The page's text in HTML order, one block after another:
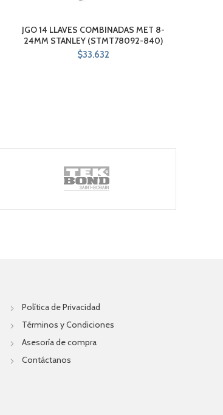
JGO 14 LLAVES COMBINADAS MET 8-
24MM STANLEY (STMT78092-840)
$33.632
Política de Privacidad
Términos y Condiciones
Asesoría de compra
Contáctanos